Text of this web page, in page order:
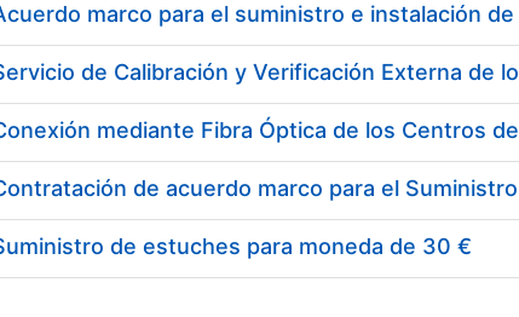
marco para el suministro e instalación
de estuches para moneda de 30 €